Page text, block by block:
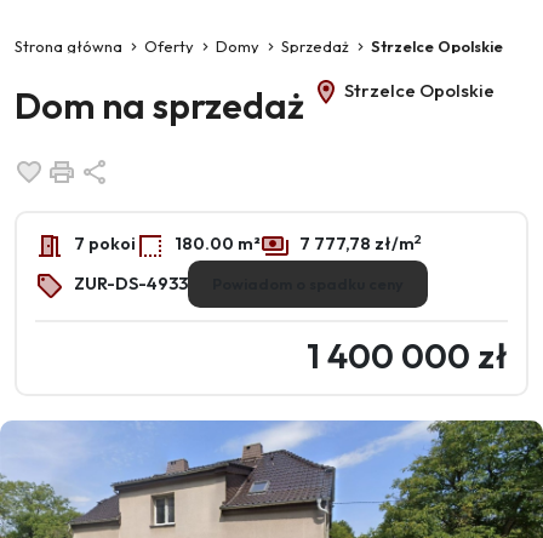
Strona główna Oferty Domy Sprzedaż Strzelce Opolskie
Dom na sprzedaż Strzelce Opolskie
Dodaj do ulubionych
Drukuj
7 pokoi 180.00 m² 7 777,78 zł/m2
ZUR-DS-4933
1 400 000 zł